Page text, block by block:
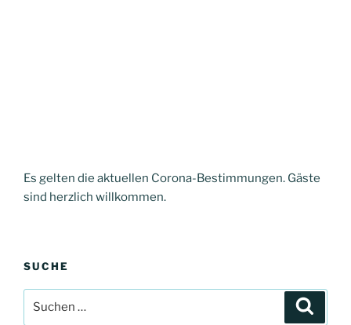
Es gelten die aktuellen Corona-Bestimmungen. Gäste
sind herzlich willkommen.
SUCHE
nach: